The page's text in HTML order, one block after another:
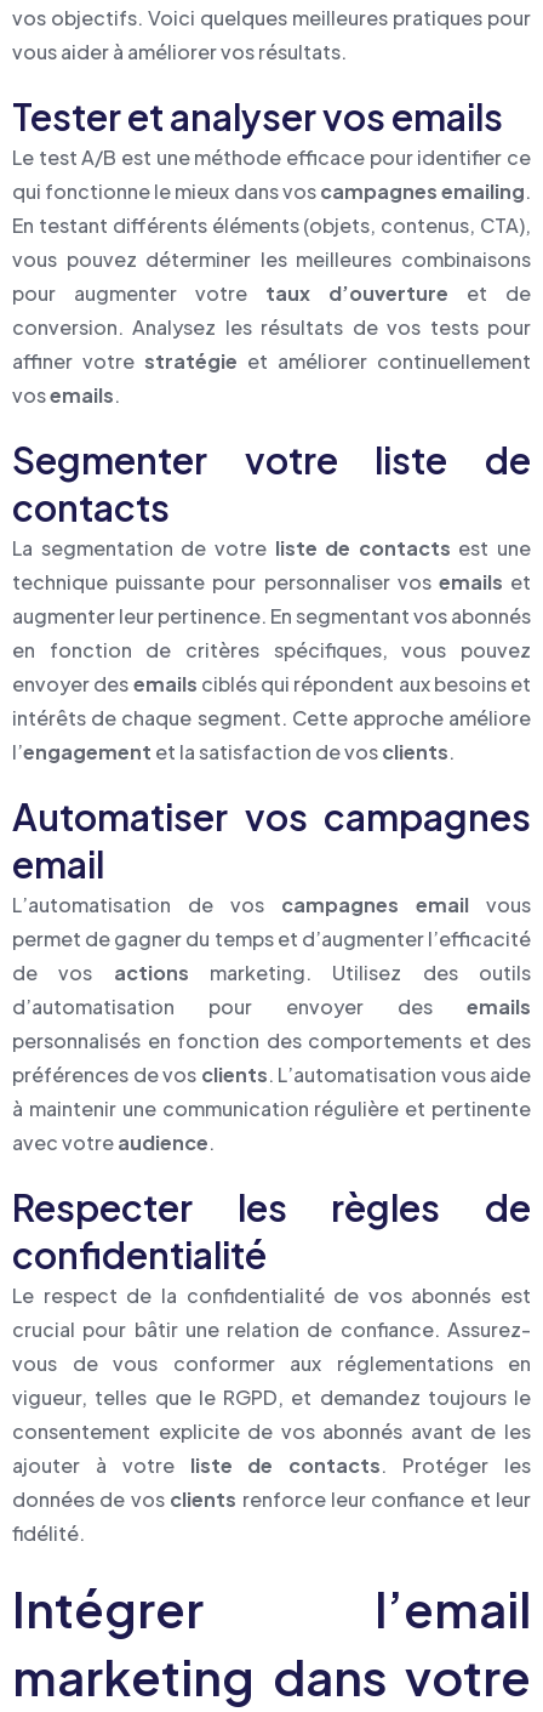
vos objectifs. Voici quelques meilleures pratiques pour
vous aider à améliorer vos résultats.
Tester et analyser vos emails
Le test A/B est une méthode efficace pour identifier ce
qui fonctionne le mieux dans voscampagnes emailing.
En testant différents éléments (objets, contenus, CTA),
vous pouvez déterminer les meilleures combinaisons
pour augmenter votre taux d’ouverture et de
conversion. Analysez les résultats de vos tests pour
affiner votre stratégie et améliorer continuellement
vosemails.
Segmenter votre liste de
contacts
La segmentation de votre liste de contacts est une
technique puissante pour personnaliser vos emails et
augmenter leur pertinence. En segmentant vos abonnés
en fonction de critères spécifiques, vous pouvez
envoyer desemails ciblés qui répondent aux besoins et
intérêts de chaque segment. Cette approche améliore
l’engagement et la satisfaction de vosclients.
Automatiser vos campagnes
email
L’automatisation de vos campagnes email vous
permet de gagner du temps et d’augmenter l’efficacité
de vos actions marketing. Utilisez des outils
d’automatisation pour envoyer des emails
personnalisés en fonction des comportements et des
préférences de vos clients. L’automatisation vous aide
à maintenir une communication régulière et pertinente
avec votreaudience.
Respecter les règles de
confidentialité
Le respect de la confidentialité de vos abonnés est
crucial pour bâtir une relation de confiance. Assurez-
vous de vous conformer aux réglementations en
vigueur, telles que le RGPD, et demandez toujours le
consentement explicite de vos abonnés avant de les
ajouter à votre liste de contacts. Protéger les
données de vos clients renforce leur confiance et leur
fidélité.
Intégrer l’email
marketing dans votre